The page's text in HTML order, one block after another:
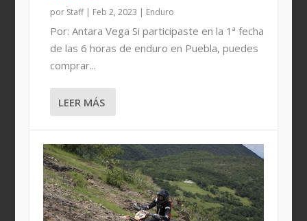
por Staff| Feb 2, 2023 | Enduro
Por: Antara Vega Si participaste en la 1ª fecha
de las 6 horas de enduro en Puebla, puedes
comprar...
LEER MÁS